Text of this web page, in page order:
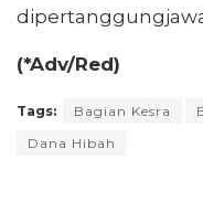
(*Adv/Red)
Tags: Bagian Kesra
Dana Hibah